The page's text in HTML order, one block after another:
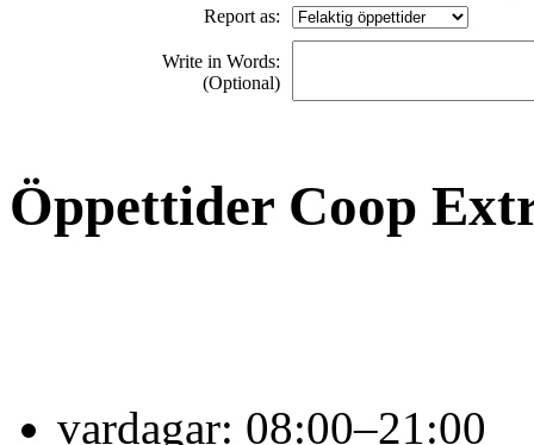
Report as:
Write in Words:
(Optional)
Öppettider Coop
vardagar: 08:00–21:00